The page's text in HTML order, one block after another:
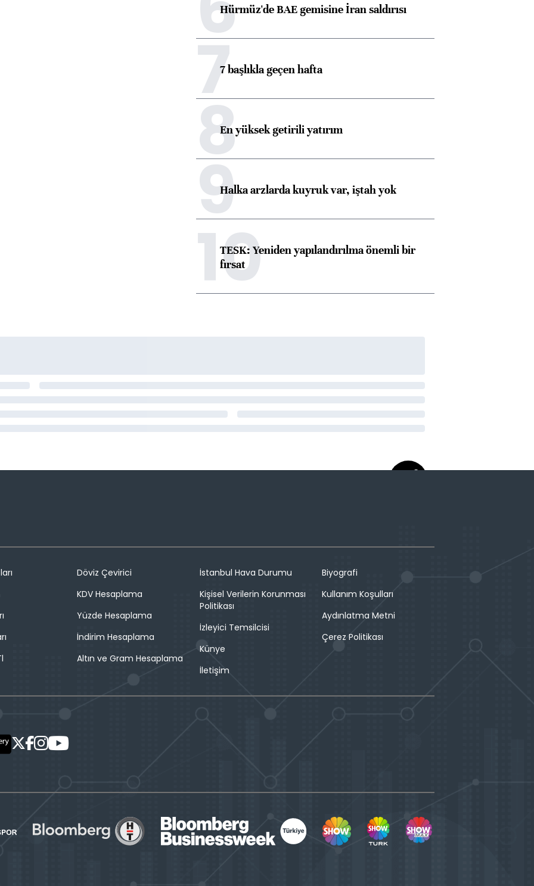
Hürmüz'de BAE gemisine İran saldırısı
77 başlıkla geçen hafta
8En yüksek getirili yatırım
9Halka arzlarda kuyruk var, iştah yok
10
TESK: Yeniden yapılandırılma önemli bir
fırsat
Döviz Çevirici
KDV Hesaplama
Yüzde Hesaplama
İndirim Hesaplama
Altın ve Gram Hesaplama
İstanbul Hava Durumu
Kişisel Verilerin Korunması
Politikası
İzleyici Temsilcisi
Künye
İletişim
Biyografi
Kullanım Koşulları
Aydınlatma Metni
Çerez Politikası